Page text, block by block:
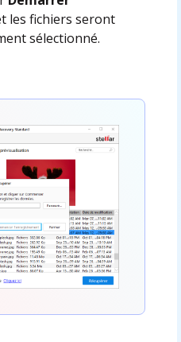
les fichiers seront
sélectionné.